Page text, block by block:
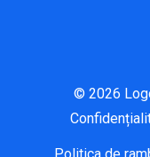
© 2026